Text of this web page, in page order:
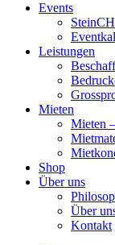
Events
Leistungen
Mieten
Mieten
Shop
Über uns
Über
Kontakt